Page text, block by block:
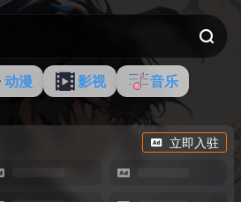
动漫 影视 音乐
立即入驻